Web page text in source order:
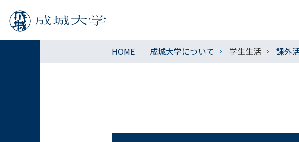
HOME 成城大学について 学生生活 課外